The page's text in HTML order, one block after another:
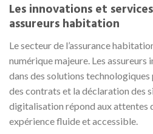
Les innovations et
assureurs habitation
Le secteur de l’assurance
numérique majeure. Les
dans des solutions
des contrats et la déclaration des
digitalisation répond aux attentes
expérience fluide et accessible.